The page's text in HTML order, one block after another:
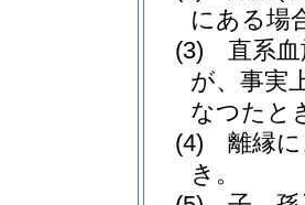
にある場
(3)
直系
が、事実
なつたと
(4)
離縁
き。